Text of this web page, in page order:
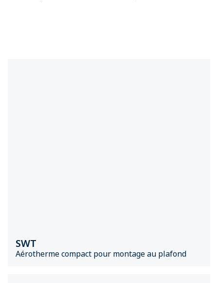
SWT
Aérotherme compact pour montage au plafond